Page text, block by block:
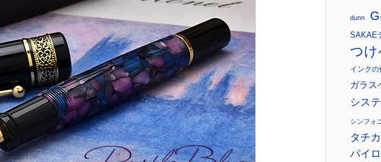
dunn
SAKAE
つけ
インク
ガラス
シス
シンフォ
タチ
パイ